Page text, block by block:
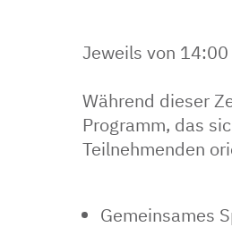
Jeweils von
Während dieser
Programm, das
Teilnehmenden
Gemeinsames